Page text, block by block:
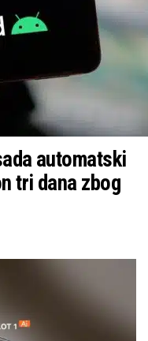
automatski
tri dana zbog